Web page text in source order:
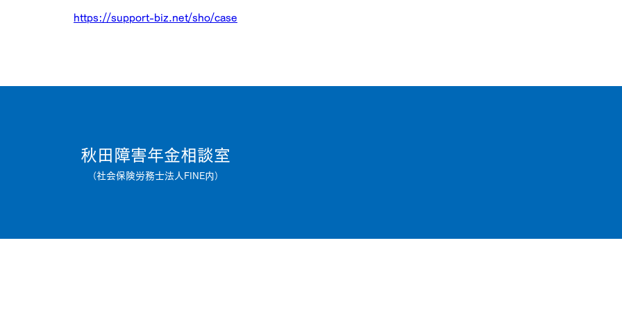
https://support-biz.net/sho/case
秋田障害年金相談室
（社会保険労務士法人FINE内）